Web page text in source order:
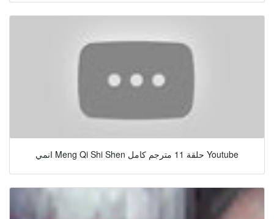
انمي Meng Qi Shi Shen حلقة 11 مترجم كامل Youtube